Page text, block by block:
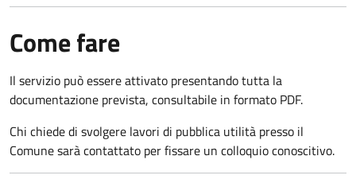
Come fare
Il servizio può essere attivato presentando tutta la
documentazione prevista, consultabile in formato PDF.
Chi chiede di svolgere lavori di pubblica utilità presso il
Comune sarà contattato per fissare un colloquio conoscitivo.